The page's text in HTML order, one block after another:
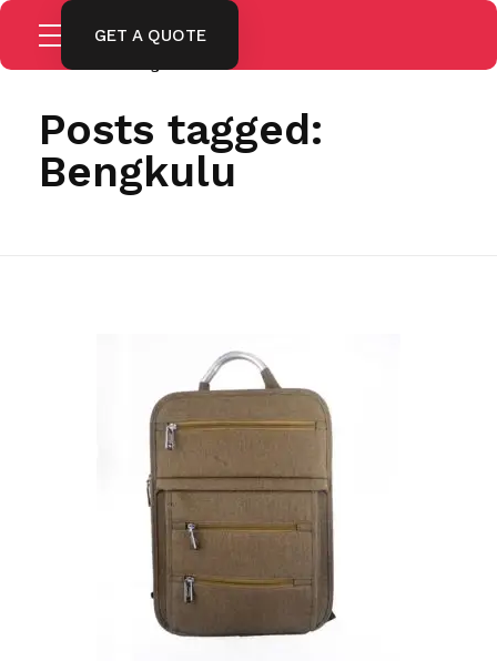
GET A QUOTE
Home
Posts tagged:
Bengkulu